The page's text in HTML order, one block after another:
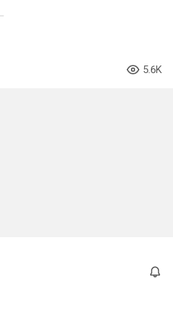
5.6K